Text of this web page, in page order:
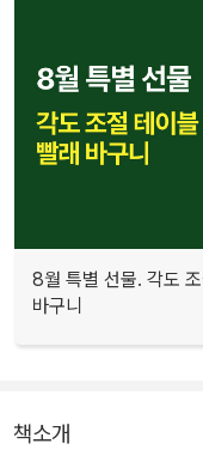
8월 특별 선물. 각도
바구니
책소개